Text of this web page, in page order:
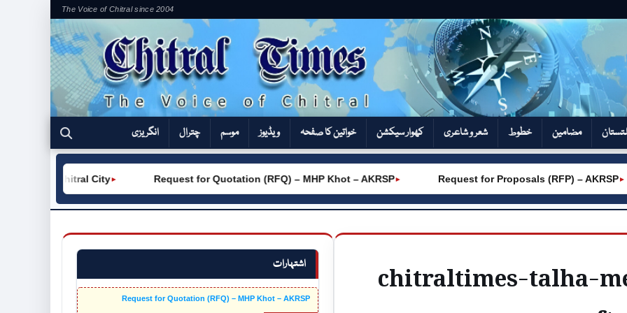
The Voice of Chitral since 2004
مضامین خطوط شعر و شاعری کھوار سیکشن‎ خواتین کا صفحہ ویڈیوز موسم چترال انگریزی
►
Request for Quotation (RFQ) – MHP Khot – AKRSP
►
(W) Chitral City ►
Request for Proposals (RFP) – AKRSP
اشتہارات
Request for Quotation (RFQ) – MHP Khot – AKRSP chitraltimes-talha-